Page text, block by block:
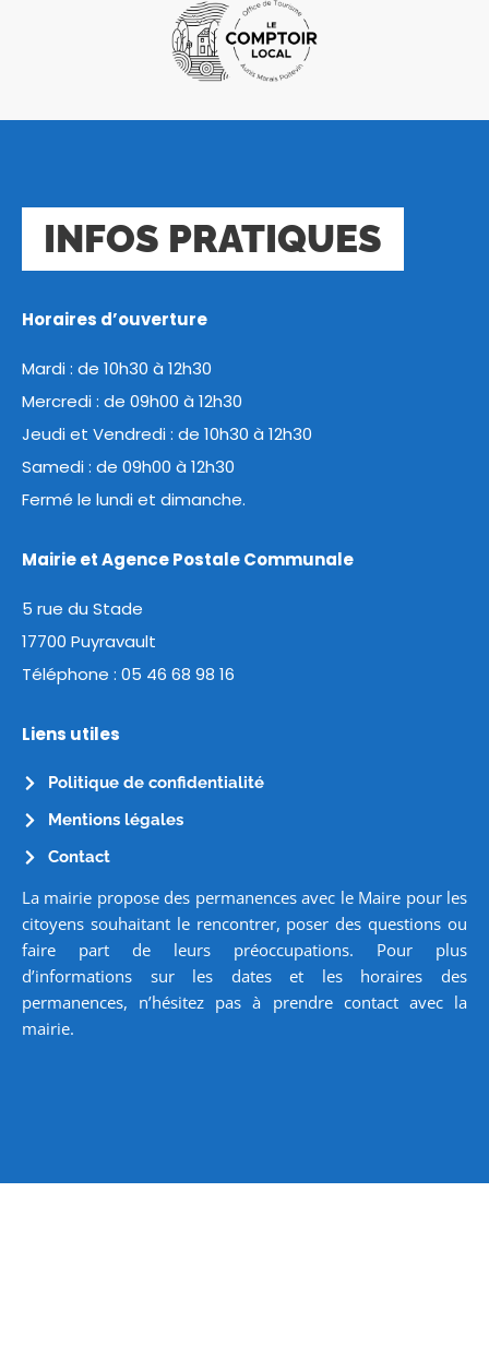
INFOS PRATIQUES
Horaires d’ouverture
Mardi : de 10h30 à 12h30
Mercredi : de 09h00 à 12h30
Jeudi et Vendredi : de 10h30 à 12h30
Samedi : de 09h00 à 12h30
Fermé le lundi et dimanche.
Mairie et Agence Postale Communale
5 rue du Stade
17700 Puyravault
Téléphone : 05 46 68 98 16
Liens utiles
Politique de confidentialité
Mentions légales
Contact
La mairie propose des permanences avec le Maire pour les
citoyens souhaitant le rencontrer, poser des questions ou
faire part de leurs préoccupations. Pour plus
d’informations sur les dates et les horaires des
permanences, n’hésitez pas à prendre contact avec la
mairie.